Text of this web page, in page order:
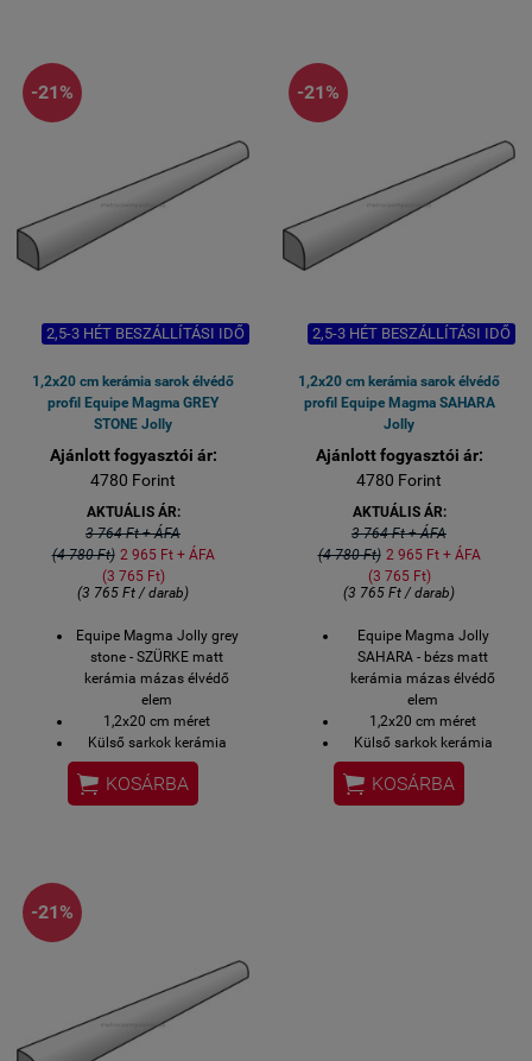
-21%
2,5-3 HÉT BESZÁLLÍTÁSI IDŐ
1,2x20 cm kerámia sarok élvédő
profil Equipe Magma GREY
STONE Jolly
Ajánlott fogyasztói ár:
4780 Forint
AKTUÁLIS ÁR:
3 764 Ft + ÁFA
(4 780 Ft) 2 965 Ft + ÁFA
(3 765 Ft)
(3 765 Ft / darab)
Equipe Magma Jolly grey
stone - SZÜRKE matt
kerámia mázas élvédő
elem
1,2x20 cm méret
Külső sarkok kerámia
élvédője
2-3 hét szállítási idő
 KOSÁRBA
-21%
2,5-3 HÉT BESZÁLLÍTÁSI IDŐ
1,2x20 cm kerámia sarok élvédő
profil Equipe Magma SAHARA
Jolly
Ajánlott fogyasztói ár:
4780 Forint
AKTUÁLIS ÁR:
3 764 Ft + ÁFA
(4 780 Ft) 2 965 Ft + ÁFA
(3 765 Ft)
(3 765 Ft / darab)
Equipe Magma Jolly
SAHARA - bézs matt
kerámia mázas élvédő
elem
1,2x20 cm méret
Külső sarkok kerámia
élvédője
2-3 hét szállítási idő
 KOSÁRBA
-21%